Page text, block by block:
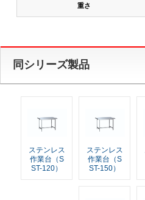
重さ
同シリーズ製品
ステンレス
作業台（S
ST-120）
ステンレス
作業台（S
ST-150）